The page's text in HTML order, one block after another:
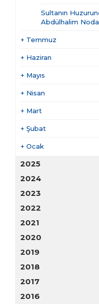
Sultanın
Abdülhalim
+ Temmuz
+ Haziran
+ Mayıs
+ Nisan
+ Mart
+ Şubat
+ Ocak
2025
2024
2023
2022
2021
2020
2019
2018
2017
2016